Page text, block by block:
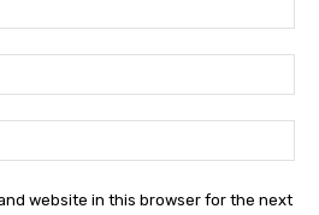
website in this browser for the next